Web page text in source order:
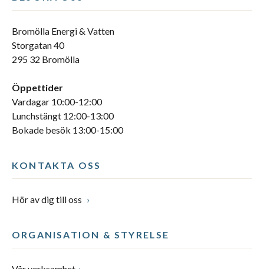
Bromölla Energi & Vatten
Storgatan 40
295 32 Bromölla
Öppettider
Vardagar 10:00-12:00
Lunchstängt 12:00-13:00
Bokade besök 13:00-15:00
KONTAKTA OSS
Hör av dig till oss
ORGANISATION & STYRELSE